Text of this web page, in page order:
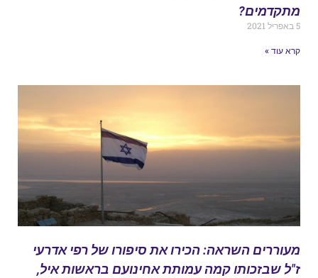
עוד »
השראה: הכירו את סיפורו של רפי אדרעי
שבזכותו קמה עמותת אחינועם בראשות איל,